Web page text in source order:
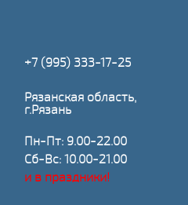
+7 (995) 333-17-25
Рязанская область,
г.Рязань
Пн-Пт: 9.00-22.00
Сб-Вс: 10.00-21.00
и в праздники!